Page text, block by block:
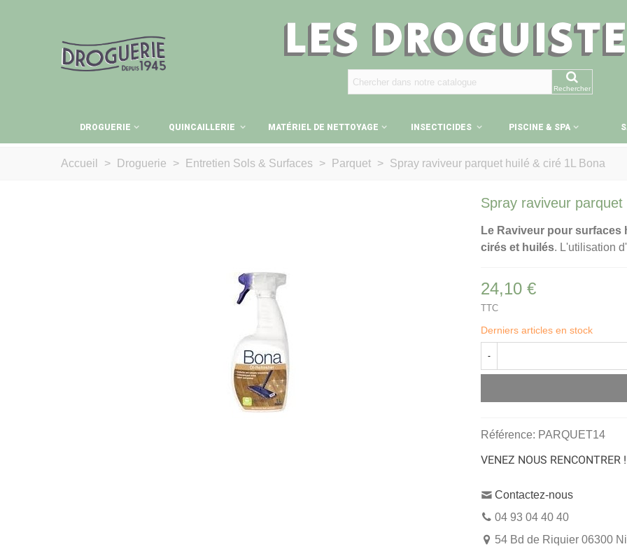
LES
Rechercher
DROGUERIE QUINCAILLERIE MATÉRIEL DE NETTOYAGE INSECTICIDES PISCINE & SPA
Accueil > Droguerie > Entretien Sols & Surfaces > Parquet > Spray raviveur parquet huilé & ciré 1L Bona
Spray raviveur
Le Raviveur pour surfaces
cirés et huilés. L'utilisation
24,10 €
TTC
Derniers articles en stock
-
Référence: PARQUET14
VENEZ NOUS RENCONTRER !
Contactez-nous
04 93 04 40 40
54 Bd de Riquier 06300